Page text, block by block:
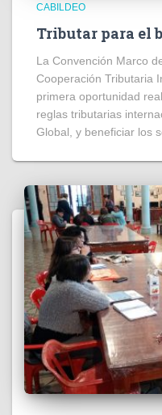
CABILDEO
Tributar para el
La Convención Marco
Cooperación Tributaria
primera oportunidad
reglas tributarias
Global, y beneficiar los